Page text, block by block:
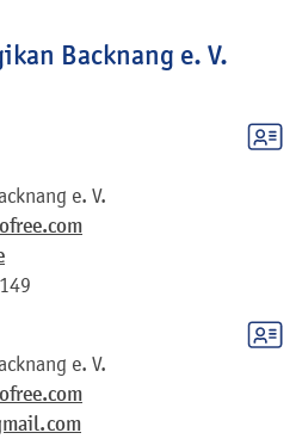
Backnang e. V.
e. V.
e. V.